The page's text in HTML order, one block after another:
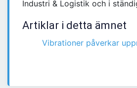
Industri & Logistik och i
Artiklar i detta ämnet
Vibrationer påverkar